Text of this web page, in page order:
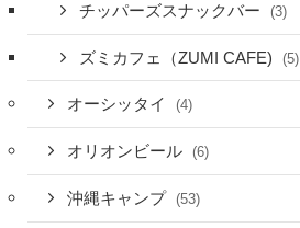
チッパーズスナックバー (3)
ズミカフェ（ZUMI CAFE) (5)
オーシッタイ (4)
オリオンビール (6)
沖縄キャンプ (53)